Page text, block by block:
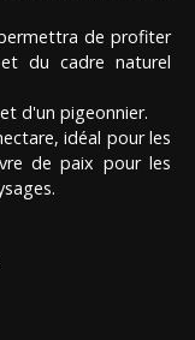
de profiter
du cadre naturel
d'un pigeonnier.
idéal pour les
de paix pour les